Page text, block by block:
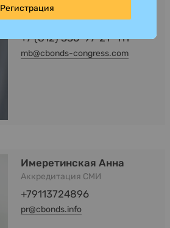
Беляева Мария
Спонсорство
+7 (812) 336-97-21 *111
mb@cbonds-congress.com
Имеретинская Анна
Аккредитация СМИ
+79113724896
pr@cbonds.info
Регистрация